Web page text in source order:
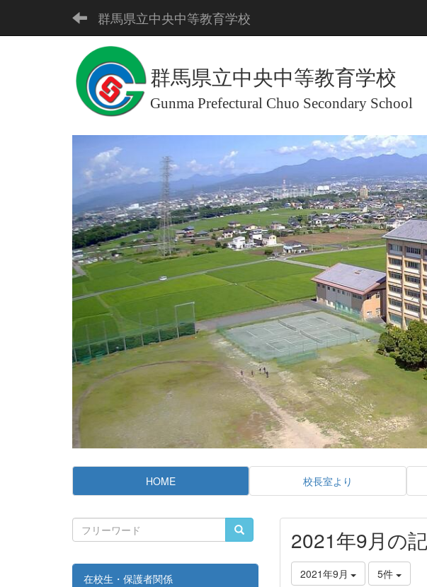
群馬県立中央中等教育学校
群馬県立中央中等教育学校
Gunma Prefectural Chuo Secondary School
HOME 校長室より
2021年9月の
2021年9月 5件
在校生・保護者関係